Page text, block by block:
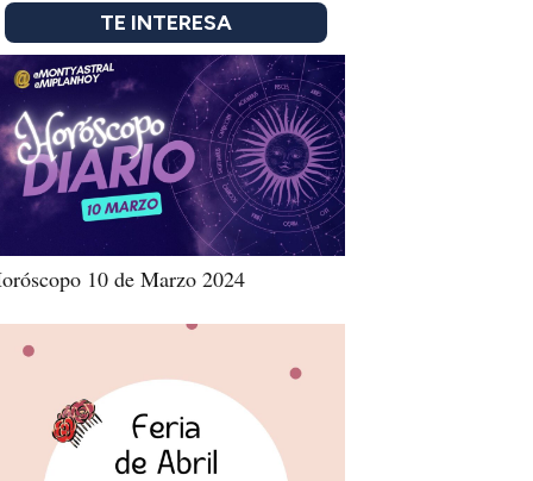
TE INTERESA
10 de Marzo 2024